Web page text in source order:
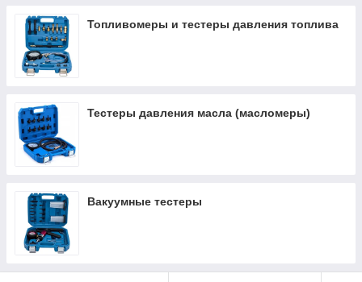
Топливомеры и тестеры давления топлива
Тестеры давления масла (масломеры)
Вакуумные тестеры